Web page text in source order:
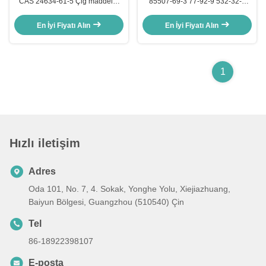
Barbadensis Yaprak Ekstrakti Cilt
için
En İyi Fiyatı Alın
Ham Mükemmel nemlendirici
En İyi Fiyatı Alın
1
Hızlı iletişim
Adres
Oda 101, No. 7, 4. Sokak, Yonghe Yolu, Xiejiazhuang,
Baiyun Bölgesi, Guangzhou (510540) Çin
Tel
86-18922398107
E-posta